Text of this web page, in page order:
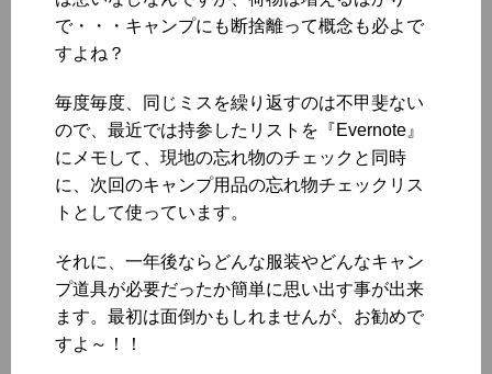
で・・・キャンプにも断捨離って概念も必よで
すよね？
毎度毎度、同じミスを繰り返すのは不甲斐ない
ので、最近では持参したリストを『Evernote』
にメモして、現地の忘れ物のチェックと同時
に、次回のキャンプ用品の忘れ物チェックリス
トとして使っています。
それに、一年後ならどんな服装やどんなキャン
プ道具が必要だったか簡単に思い出す事が出来
ます。最初は面倒かもしれませんが、お勧めで
すよ～！！